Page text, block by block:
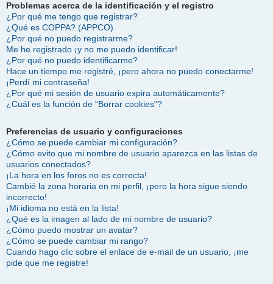
Problemas acerca de la identificación y el registro
¿Por qué me tengo que registrar?
¿Qué es COPPA? (APPCO)
¿Por qué no puedo registrarme?
Me he registrado ¡y no me puedo identificar!
¿Por qué no puedo identificarme?
Hace un tiempo me registré, ¡pero ahora no puedo conectarme!
¡Perdí mi contraseña!
¿Por qué mi sesión de usuario expira automáticamente?
¿Cuál es la función de “Borrar cookies”?
Preferencias de usuario y configuraciones
¿Cómo se puede cambiar mi configuración?
¿Cómo evito que mi nombre de usuario aparezca en las listas de
usuarios conectados?
¡La hora en los foros no es correcta!
Cambié la zona horaria en mi perfil, ¡pero la hora sigue siendo
incorrecto!
¡Mi idioma no está en la lista!
¿Qué es la imagen al lado de mi nombre de usuario?
¿Cómo puedo mostrar un avatar?
¿Cómo se puede cambiar mi rango?
Cuando hago clic sobre el enlace de e-mail de un usuario, ¡me
pide que me registre!